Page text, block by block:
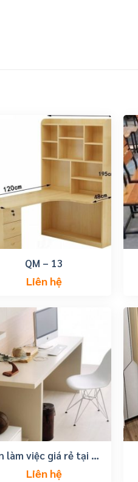
QM – 13
Liên hệ
làm việc giá rẻ tại tp
vũng tàu
Liên hệ